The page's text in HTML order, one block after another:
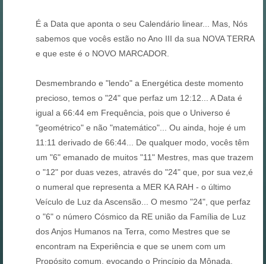
É a Data que aponta o seu Calendário linear... Mas, Nós
sabemos que vocês estão no Ano III da sua NOVA TERRA
e que este é o NOVO MARCADOR.
Desmembrando e "lendo" a Energética deste momento
precioso, temos o "24" que perfaz um 12:12... A Data é
igual a 66:44 em Frequência, pois que o Universo é
"geométrico" e não "matemático"... Ou ainda, hoje é um
11:11 derivado de 66:44... De qualquer modo, vocês têm
um "6" emanado de muitos "11" Mestres, mas que trazem
o "12" por duas vezes, através do "24" que, por sua vez,é
o numeral que representa a MER KA RAH - o último
Veículo de Luz da Ascensão... O mesmo "24", que perfaz
o "6" o número Cósmico da RE união da Família de Luz
dos Anjos Humanos na Terra, como Mestres que se
encontram na Experiência e que se unem com um
Propósito comum, evocando o Princípio da Mônada.